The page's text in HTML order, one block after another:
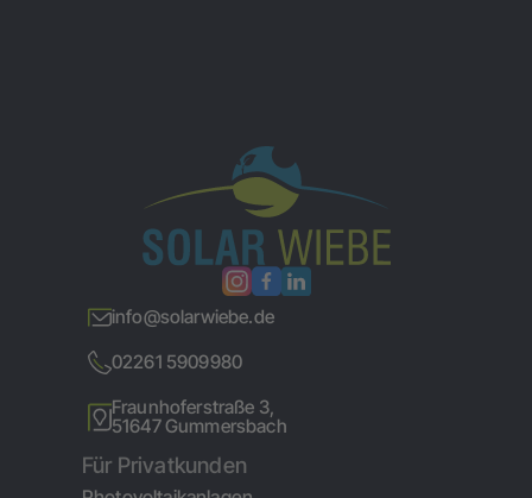
info@solarwiebe.de
02261 5909980
Fraunhoferstraße 3,
51647 Gummersbach
Für Privatkunden